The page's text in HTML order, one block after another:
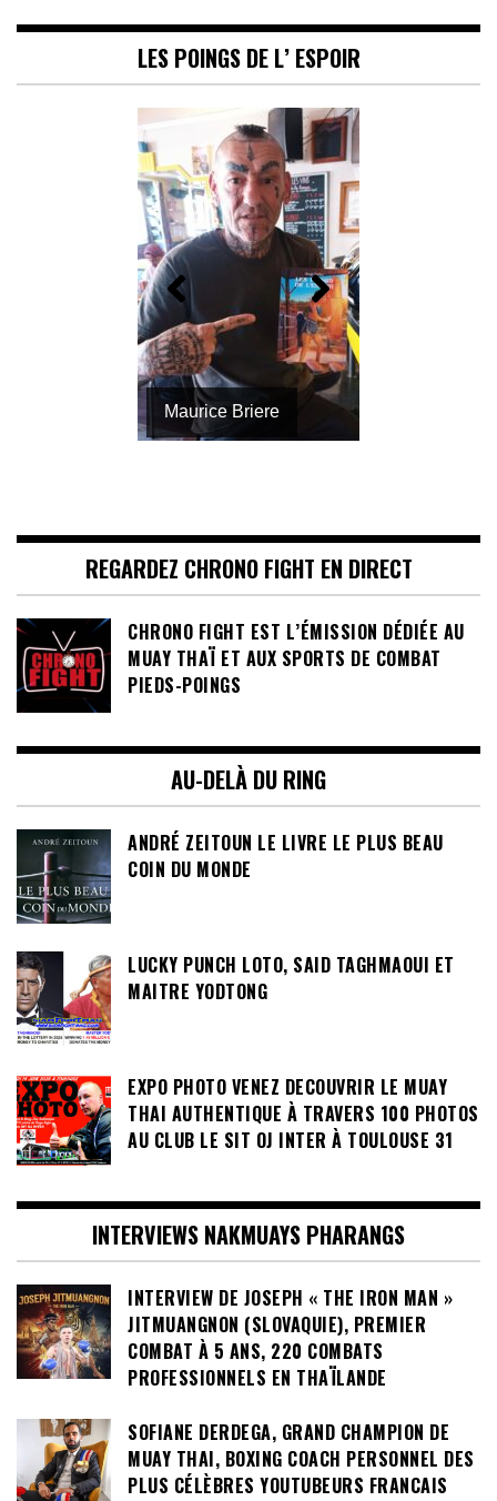
LES POINGS DE L’ ESPOIR
Maurice Briere
REGARDEZ CHRONO FIGHT EN DIRECT
CHRONO FIGHT EST L’ÉMISSION DÉDIÉE AU
MUAY THAÏ ET AUX SPORTS DE COMBAT
PIEDS-POINGS
AU-DELÀ DU RING
ANDRÉ ZEITOUN LE LIVRE LE PLUS BEAU
COIN DU MONDE
LUCKY PUNCH LOTO, SAID TAGHMAOUI ET
MAITRE YODTONG
EXPO PHOTO VENEZ DECOUVRIR LE MUAY
THAI AUTHENTIQUE À TRAVERS 100 PHOTOS
AU CLUB LE SIT OJ INTER À TOULOUSE 31
INTERVIEWS NAKMUAYS PHARANGS
INTERVIEW DE JOSEPH « THE IRON MAN »
JITMUANGNON (SLOVAQUIE), PREMIER
COMBAT À 5 ANS, 220 COMBATS
PROFESSIONNELS EN THAÏLANDE
SOFIANE DERDEGA, GRAND CHAMPION DE
MUAY THAI, BOXING COACH PERSONNEL DES
PLUS CÉLÈBRES YOUTUBEURS FRANCAIS